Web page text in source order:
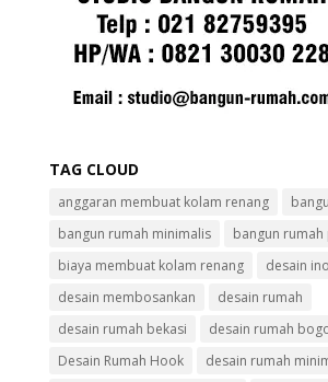
TAG CLOUD
anggaran membuat kolam renang
bangun rumah minimalis
bangun
biaya membuat kolam renang
desain
desain membosankan
desain rumah
desain rumah bekasi
desain rumah
Desain Rumah Hook
desain rumah